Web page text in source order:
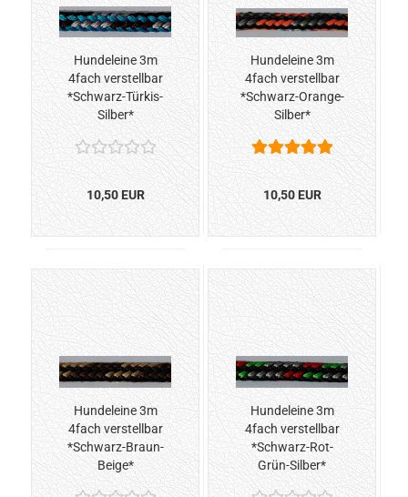
Hundeleine 3m
4fach verstellbar
*Schwarz-Türkis-
Silber*
10,50 EUR
Hundeleine 3m
4fach verstellbar
*Schwarz-Orange-
Silber*
10,50 EUR
Hundeleine 3m
4fach verstellbar
*Schwarz-Braun-
Beige*
Hundeleine 3m
4fach verstellbar
*Schwarz-Rot-
Grün-Silber*